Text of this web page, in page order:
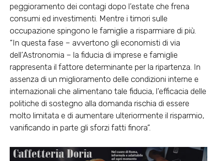
peggioramento dei contagi dopo l’estate che frena
consumi ed investimenti. Mentre i timori sulle
occupazione spingono le famiglie a risparmiare di più.
“In questa fase – avvertono gli economisti di via
dell’Astronomia – la fiducia di imprese e famiglie
rappresenta il fattore determinante per la ripartenza. In
assenza di un miglioramento delle condizioni interne e
internazionali che alimentano tale fiducia, l’efficacia delle
politiche di sostegno alla domanda rischia di essere
molto limitata e di aumentare ulteriormente il risparmio,
vanificando in parte gli sforzi fatti finora”.